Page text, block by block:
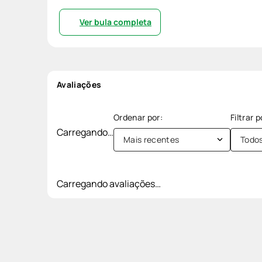
Ver bula completa
Avaliações
Carregando…
Mais recentes
Carregando avaliações…